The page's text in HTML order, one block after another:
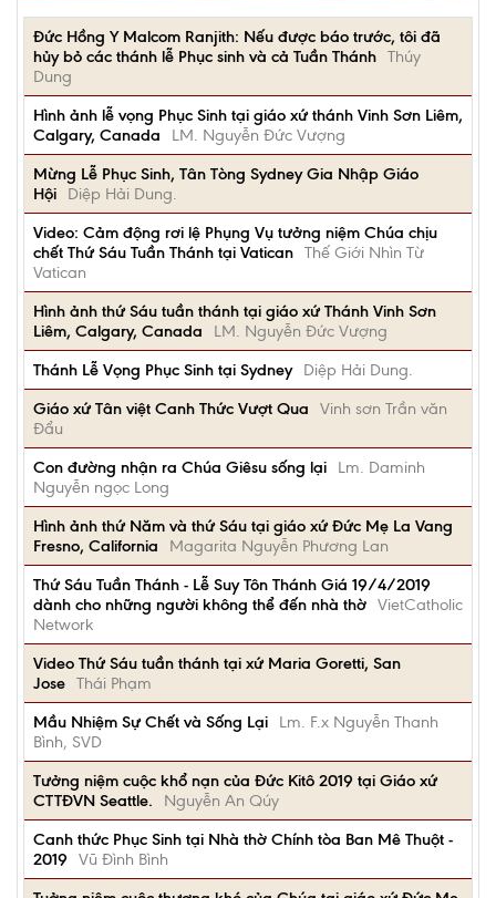
Đức Hồng Y Malcom Ranjith: Nếu được báo trước, tôi đã
hủy bỏ các thánh lễ Phục sinh và cả Tuần Thánh Thúy
Dung
Hình ảnh lễ vọng Phục Sinh tại giáo xứ thánh Vinh Sơn Liêm,
Calgary, Canada
LM. Nguyễn Đức Vượng
Mừng Lễ Phục Sinh, Tân Tòng Sydney Gia Nhập Giáo
Hội
Diệp Hải Dung.
Video: Cảm động rơi lệ Phụng Vụ tưởng niệm Chúa chịu
chết Thứ Sáu Tuần Thánh tại Vatican Thế Giới Nhìn Từ
Vatican
Hình ảnh thứ Sáu tuần thánh tại giáo xứ Thánh Vinh Sơn
Liêm, Calgary, Canada
LM. Nguyễn Đức Vượng
Thánh Lễ Vọng Phục Sinh tại Sydney
Diệp Hải Dung.
Giáo xứ Tân việt Canh Thức Vượt Qua
Vinh sơn Trần văn
Đẩu
Con đường nhận ra Chúa Giêsu sống lại
Lm. Daminh
Nguyễn ngọc Long
Hình ảnh thứ Năm và thứ Sáu tại giáo xứ Đức Mẹ La Vang
Fresno, California
Magarita Nguyễn Phương Lan
Thứ Sáu Tuần Thánh - Lễ Suy Tôn Thánh Giá 19/4/2019
dành cho những người không thể đến nhà thờ VietCatholic
Network
Video Thứ Sáu tuần thánh tại xứ Maria Goretti, San
Jose Thái Phạm
Mầu Nhiệm Sự Chết và Sống Lại
Lm. F.x Nguyễn Thanh
Bình, SVD
Tưởng niệm cuộc khổ nạn của Đức Kitô 2019 tại Giáo xứ
CTTĐVN Seattle.
Nguyễn An Qúy
Canh thức Phục Sinh tại Nhà thờ Chính tòa Ban Mê Thuột -
2019
Vũ Đình Bình